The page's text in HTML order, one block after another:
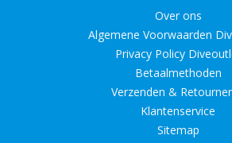
Over ons
Algemene Voorwaarden
Privacy Policy
Betaalmethoden
Verzenden &
Klantenservice
Sitemap